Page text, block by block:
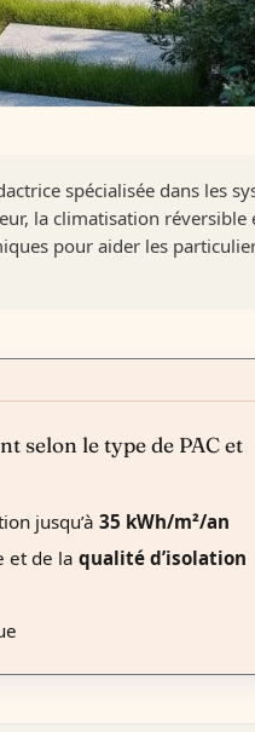
spécialisée dans les
la climatisation réversible
pour aider les
selon le type de PAC et
jusqu’à 35 kWh/m²/an
et de la qualité d’isolation